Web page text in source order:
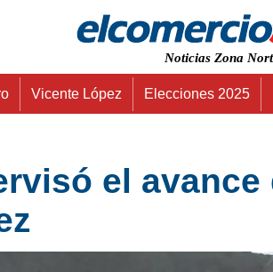
Noticias Zona
Vicente López Elecciones 2025
el